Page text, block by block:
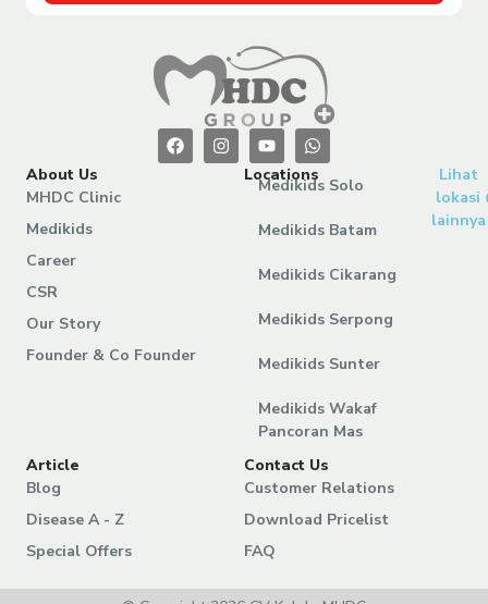
About Us
MHDC Clinic
Medikids
Career
CSR
Our Story
Founder & Co Founder
Locations
Medikids Solo
Medikids Batam
Medikids Cikarang
Medikids Serpong
Medikids Sunter
Medikids Wakaf
Pancoran Mas
Lihat
lokasi
lainnya
Article
Blog
Disease A - Z
Special Offers
Contact Us
Customer Relations
Download Pricelist
FAQ